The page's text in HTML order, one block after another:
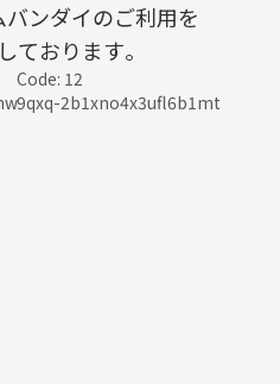
バンダイのご利用を
ております。
Code: 12
2b1xno4x3ufl6b1mt